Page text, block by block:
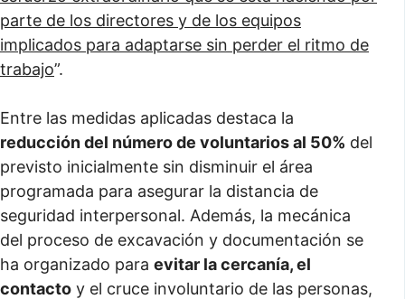
parte de los directores y de los equipos
implicados para adaptarse sin perder el ritmo de
trabajo”.
Entre las medidas aplicadas destaca la
reducción del número de voluntarios al 50% del
previsto inicialmente sin disminuir el área
programada para asegurar la distancia de
seguridad interpersonal. Además, la mecánica
del proceso de excavación y documentación se
ha organizado para evitar la cercanía, el
contacto y el cruce involuntario de las personas,